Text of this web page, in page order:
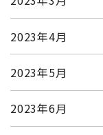
2023年4月
2023年5月
2023年6月